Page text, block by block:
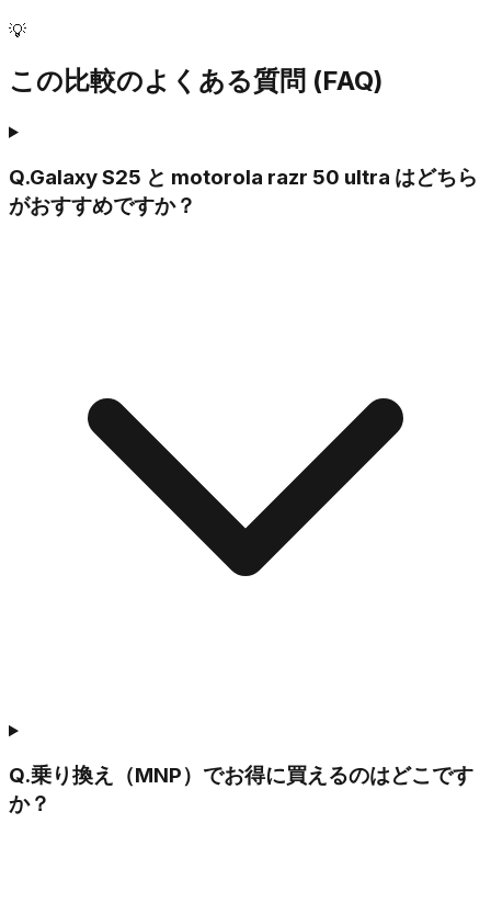
💡
この比較のよくある質問 (FAQ)
Q.Galaxy S25 と motorola razr 50 ultra はどちら
がおすすめですか？
Q.乗り換え（MNP）でお得に買えるのはどこです
か？